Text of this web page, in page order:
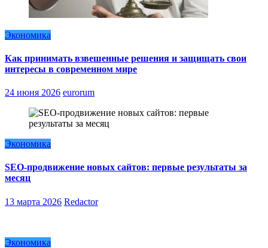
Экономика
Как принимать взвешенные решения и защищать свои
интересы в современном мире
24 июня 2026 eurorum
Экономика
SEO-продвижение новых сайтов: первые результаты за
месяц
13 марта 2026 Redactor
Экономика